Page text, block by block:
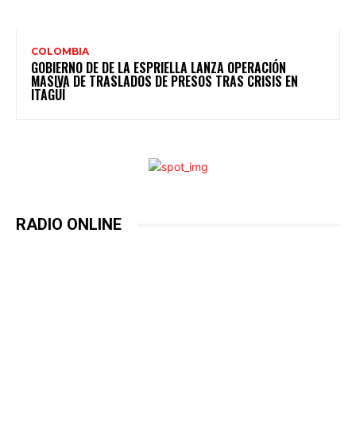
COLOMBIA
GOBIERNO DE DE LA ESPRIELLA LANZA OPERACIÓN
MASIVA DE TRASLADOS DE PRESOS TRAS CRISIS EN
ITAGÜÍ
RADIO ONLINE